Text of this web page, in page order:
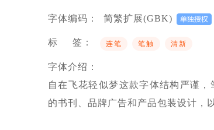
字体编码： 简繁扩展(GBK)
标 签： 连笔 笔触 清新
字体介绍：
自在飞花轻似梦这款字体结构严谨
的书刊、品牌广告和产品包装设计，